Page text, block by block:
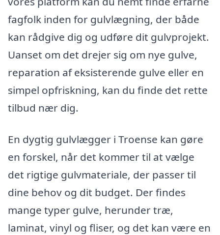
fagfolk inden for gulvlægning, der både
kan rådgive dig og udføre dit gulvprojekt.
Uanset om det drejer sig om nye gulve,
reparation af eksisterende gulve eller en
simpel opfriskning, kan du finde det rette
tilbud nær dig.
En dygtig gulvlægger i Troense kan gøre
en forskel, når det kommer til at vælge
det rigtige gulvmateriale, der passer til
dine behov og dit budget. Der findes
mange typer gulve, herunder træ,
laminat, vinyl og fliser, og det kan være en